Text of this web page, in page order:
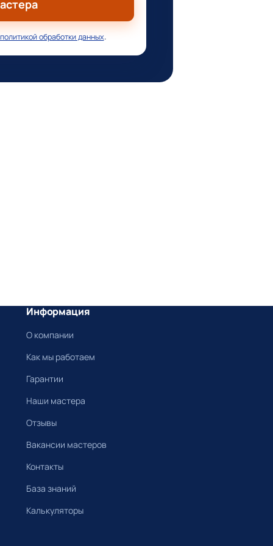
политикой обработки данных.
Информация
О компании
Как мы работаем
Гарантии
Наши мастера
Отзывы
Вакансии мастеров
Контакты
База знаний
Калькуляторы